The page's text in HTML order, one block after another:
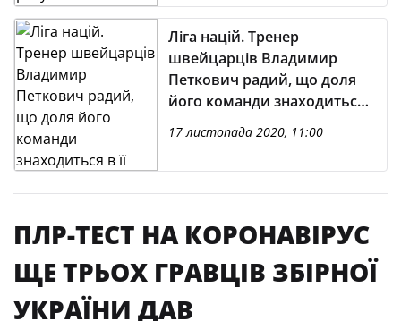
Ліга націй. Тренер
швейцарців Владимир
Петкович радий, що доля
його команди знаходиться
в її власних руках
17 листопада 2020, 11:00
ПЛР-ТЕСТ НА КОРОНАВІРУС
ЩЕ ТРЬОХ ГРАВЦІВ ЗБІРНОЇ
УКРАЇНИ ДАВ